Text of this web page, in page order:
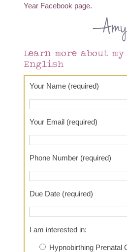
Year Facebook page.
Learn more about
English
Your Name (required)
Your Email (required)
Phone Number (required)
Due Date (required)
I am interested in:
Hypnobirthing Prenatal